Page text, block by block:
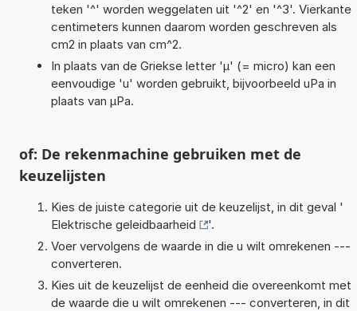
teken '^' worden weggelaten uit '^2' en '^3'. Vierkante
centimeters kunnen daarom worden geschreven als
cm2 in plaats van cm^2.
In plaats van de Griekse letter 'µ' (= micro) kan een
eenvoudige 'u' worden gebruikt, bijvoorbeeld uPa in
plaats van µPa.
of: De rekenmachine gebruiken met de
keuzelijsten
Kies de juiste categorie uit de keuzelijst, in dit geval '
Elektrische geleidbaarheid
'.
Voer vervolgens de waarde in die u wilt omrekenen ---
converteren.
Kies uit de keuzelijst de eenheid die overeenkomt met
de waarde die u wilt omrekenen --- converteren, in dit